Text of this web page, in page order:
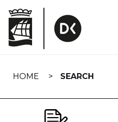
navigation
HOME SEARCH